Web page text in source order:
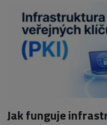
Jak funguje